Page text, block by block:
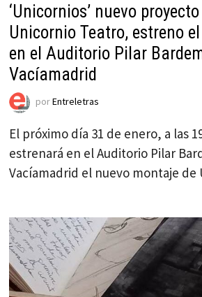
‘Unicornios’ nuevo
Unicornio Teatro, estreno
en el Auditorio Pilar
Vacíamadrid
porEntreletras
El próximo día 31 de enero, a las
estrenará en el Auditorio Pilar
Vacíamadrid el nuevo montaje